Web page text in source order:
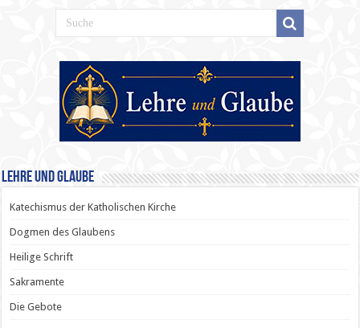
Lehre und Glaube
Katechismus der Katholischen Kirche
Dogmen des Glaubens
Heilige Schrift
Sakramente
Die Gebote